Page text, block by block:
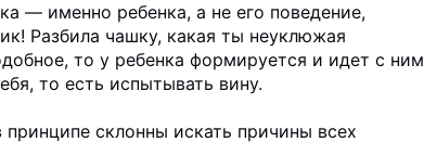
— именно ребенка, а не его поведение,
Разбила чашку, какая ты неуклюжая
то у ребенка формируется и идет с ним
то есть испытывать вину.
склонны искать причины всех